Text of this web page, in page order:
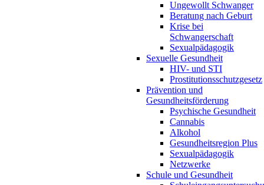
Ungewollt Schwanger
Beratung nach Geburt
Krise bei
Schwangerschaft
Sexualpädagogik
Sexuelle Gesundheit
HIV- und STI
Prostitutionsschutzgesetz
Prävention und
Gesundheitsförderung
Psychische Gesundheit
Cannabis
Alkohol
Gesundheitsregion Plus
Sexualpädagogik
Netzwerke
Schule und Gesundheit